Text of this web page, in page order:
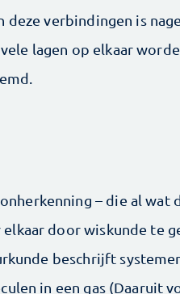
deze verbindingen is
lagen op elkaar
– die al wat
elkaar door wiskunde te
beschrijft
in een gas (Daaruit